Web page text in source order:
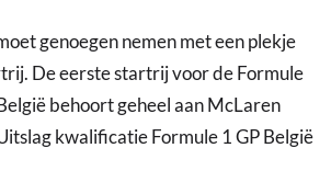
genoegen nemen met een plekje
De eerste startrij voor de Formule
behoort geheel aan McLaren
kwalificatie Formule 1 GP België